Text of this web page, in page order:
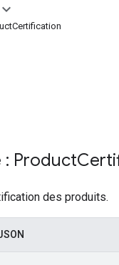
: Product
des produits.